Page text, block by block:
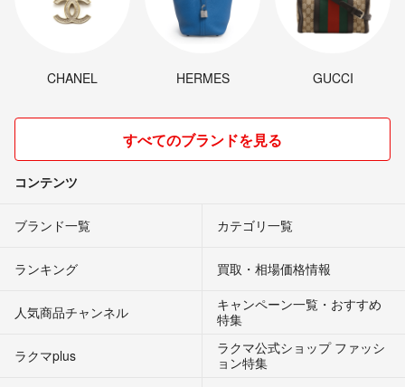
CHANEL HERMES GUCCI
すべてのブランドを見る
コンテンツ
ブランド一覧 カテゴリ一覧
ランキング 買取・相場価格情報
人気商品チャンネル
キャンペーン一覧・おすすめ
特集
ラクマplus
ラクマ公式ショップ ファッシ
ョン特集